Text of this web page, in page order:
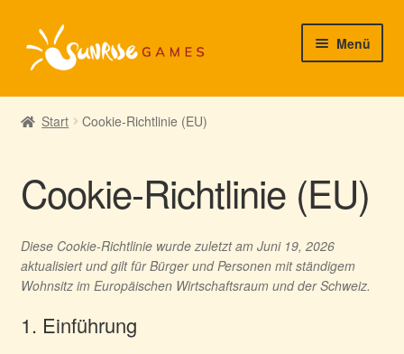
Zur
Navigation
Zum
Inhalt
Menü
► Startseite
► Support/Hilfe
► Mein Konto
Start Cookie-Richtlinie (EU)
Cookie-Richtlinie (EU)
Diese Cookie-Richtlinie wurde zuletzt am Juni 19, 2026
aktualisiert und gilt für Bürger und Personen mit ständigem
Wohnsitz im Europäischen Wirtschaftsraum und der Schweiz.
1. Einführung